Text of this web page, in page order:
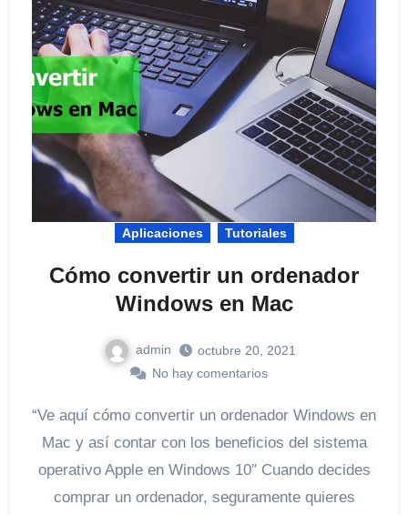
Aplicaciones Tutoriales
Cómo convertir un ordenador
Windows en Mac
admin
octubre 20, 2021
No hay comentarios
“Ve aquí cómo convertir un ordenador Windows en
Mac y así contar con los beneficios del sistema
operativo Apple en Windows 10″ Cuando decides
comprar un ordenador, seguramente quieres